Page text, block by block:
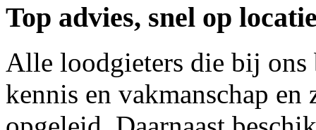
Top advies, snel op
Alle loodgieters die bij
kennis en vakmanschap